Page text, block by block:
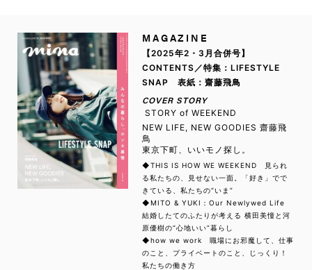
MAGAZINE
【2025年2・3月合併号】
CONTENTS／特集：LIFESTYLE
SNAP 表紙：齋藤飛鳥
COVER STORY
STORY of WEEKEND
NEW LIFE, NEW GOODIES 齋藤飛
鳥
東京下町、いいモノ探し。
◆THIS IS HOW WE WEEKEND 見られ
る私たちの、見せない一面。「好き」でで
きている、私たちの“いま”
◆MITO & YUKI：Our Newlywed Life
結婚したてのふたりが考える 横田美憧と河
原優樹の“心地いい”暮らし
◆how we work 職場にお邪魔して、仕事
のこと、プライベートのこと、じっくり！
私たちの働き方